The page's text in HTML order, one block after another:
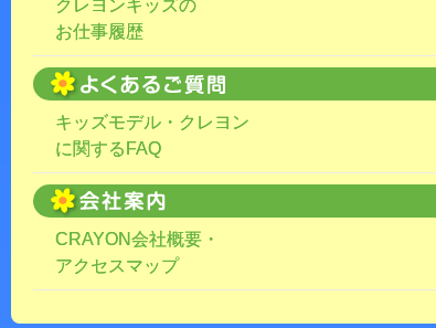
クレヨンキッズの
お仕事履歴
キッズモデル・クレヨン
に関するFAQ
CRAYON会社概要・
アクセスマップ